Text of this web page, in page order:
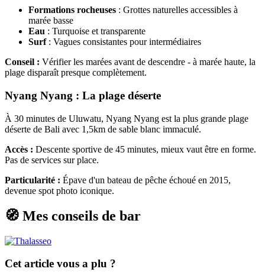
Formations rocheuses : Grottes naturelles accessibles à
marée basse
Eau : Turquoise et transparente
Surf: Vagues consistantes pour intermédiaires
Conseil : Vérifier les marées avant de descendre - à marée haute, la
plage disparaît presque complètement.
Nyang Nyang : La plage déserte
À 30 minutes de Uluwatu, Nyang Nyang est la plus grande plage
déserte de Bali avec 1,5km de sable blanc immaculé.
Accès : Descente sportive de 45 minutes, mieux vaut être en forme.
Pas de services sur place.
Particularité : Épave d'un bateau de pêche échoué en 2015,
devenue spot photo iconique.
🧭 Mes conseils de bar
Cet article vous a plu ?